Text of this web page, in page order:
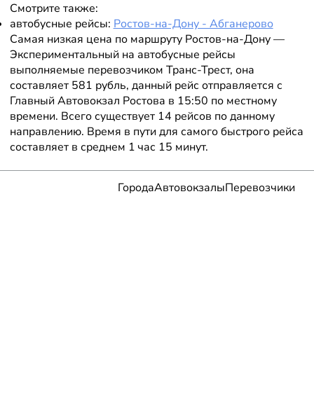
Смотрите также:
автобусные рейсы:Ростов-на-Дону - Абганерово
Самая низкая цена по маршруту Ростов-на-Дону —
Экспериментальный на автобусные рейсы
выполняемые перевозчиком Транс-Трест, она
составляет 581 рубль, данный рейс отправляется с
Главный Автовокзал Ростова в 15:50 по местному
времени. Всего существует 14 рейсов по данному
направлению. Время в пути для самого быстрого рейса
составляет в среднем 1 час 15 минут.
ГородаАвтовокзалыПеревозчики